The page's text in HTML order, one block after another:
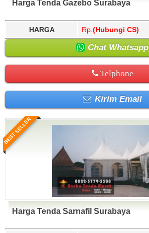
Harga Tenda Gazebo Surabaya
HARGA Rp. (Hubungi CS)
Chat Whatsapp
Telphone
Kirim Email
BEST SELLER
Harga Tenda Sarnafil Surabaya